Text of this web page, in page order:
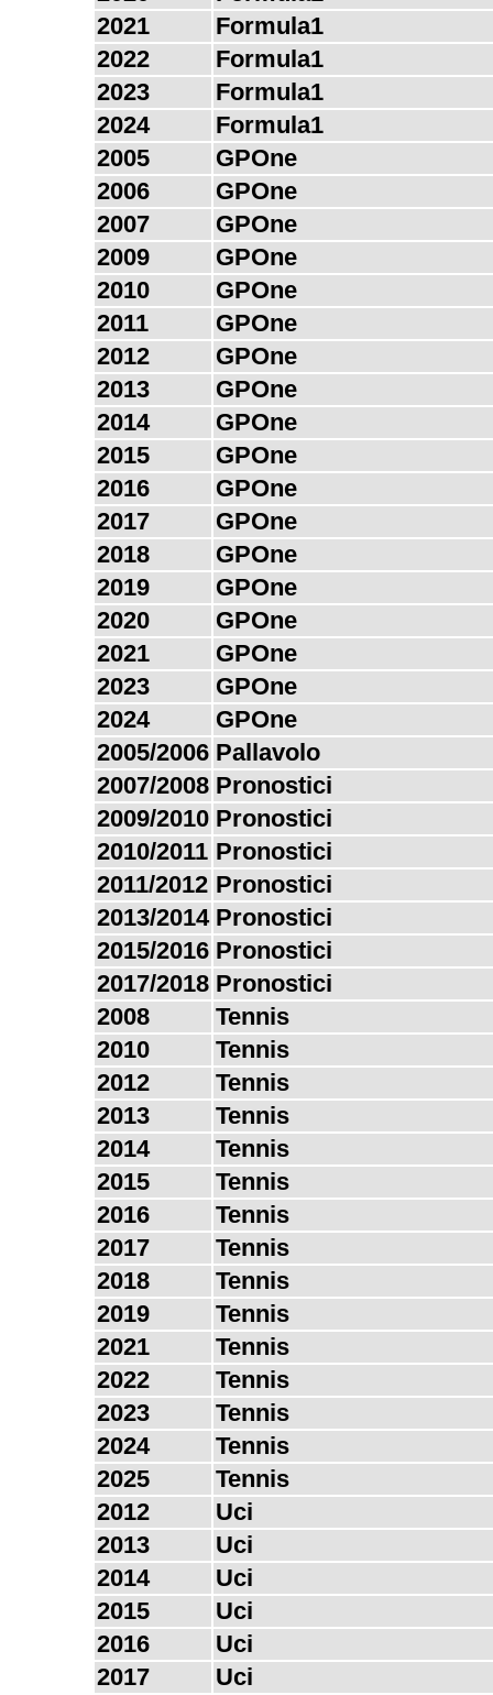
2021
Formula1
2022
Formula1
2023
Formula1
2024
Formula1
2005
GPOne
2006
GPOne
2007
GPOne
2009
GPOne
2010
GPOne
2011
GPOne
2012
GPOne
2013
GPOne
2014
GPOne
2015
GPOne
2016
GPOne
2017
GPOne
2018
GPOne
2019
GPOne
2020
GPOne
2021
GPOne
2023
GPOne
2024
GPOne
2005/2006 Pallavolo
2007/2008 Pronostici
2009/2010 Pronostici
2010/2011 Pronostici
2011/2012 Pronostici
2013/2014 Pronostici
2015/2016 Pronostici
2017/2018 Pronostici
2008
Tennis
2010
Tennis
2012
Tennis
2013
Tennis
2014
Tennis
2015
Tennis
2016
Tennis
2017
Tennis
2018
Tennis
2019
Tennis
2021
Tennis
2022
Tennis
2023
Tennis
2024
Tennis
2025
Tennis
2012
Uci
2013
Uci
2014
Uci
2015
Uci
2016
Uci
2017
Uci